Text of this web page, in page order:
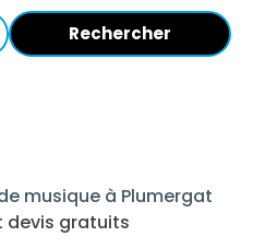
Rechercher
musique à Plumergat
devis gratuits